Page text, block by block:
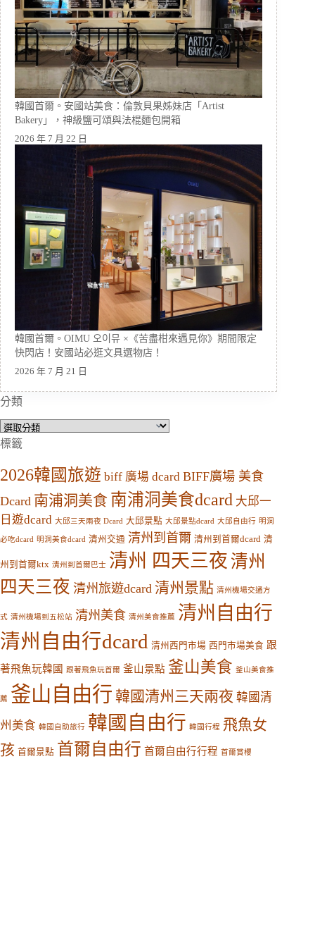
韓國首爾。安國站美食：倫敦貝果姊妹店「Artist
Bakery」，神級鹽可頌與法棍麵包開箱
2026 年 7 月 22 日
韓國首爾。OIMU 오이뮤 ×《苦盡柑來遇見你》期間限定
快閃店！安國站必逛文具選物店！
2026 年 7 月 21 日
分類
分
類
標籤
2026韓國旅遊 biff 廣場 dcard BIFF廣場 美食
Dcard 南浦洞美食 南浦洞美食dcard 大邱一
日遊dcard 大邱三天兩夜 Dcard 大邱景點 大邱景點dcard 大邱自由行 明洞
必吃dcard 明洞美食dcard 清州交通 清州到首爾 清州到首爾dcard 清
州到首爾ktx 清州到首爾巴士 清州 四天三夜 清州
四天三夜 清州旅遊dcard 清州景點 清州機場交通方
式 清州機場到五松站 清州美食 清州美食推薦 清州自由行
清州自由行dcard 清州西門市場 西門市場美食 跟
著飛魚玩韓國 跟著飛魚玩首爾 釜山景點 釜山美食 釜山美食推
薦 釜山自由行 韓國清州三天兩夜 韓國清
州美食 韓國自助旅行 韓國自由行 韓國行程 飛魚女
孩 首爾景點 首爾自由行 首爾自由行行程 首爾賞櫻